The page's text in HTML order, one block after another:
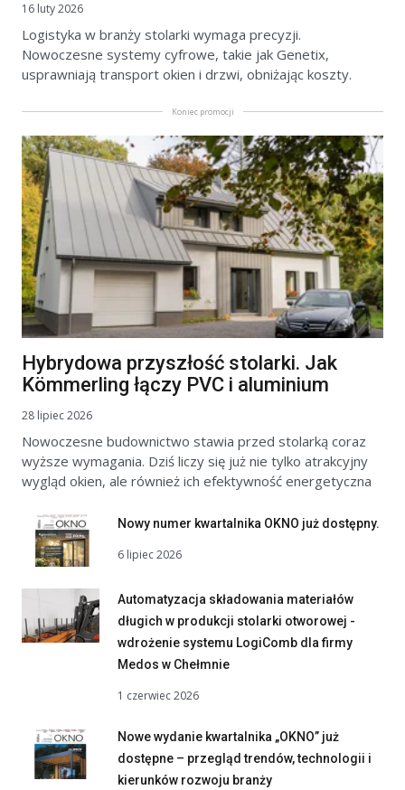
16 luty 2026
Logistyka w branży stolarki wymaga precyzji.
Nowoczesne systemy cyfrowe, takie jak Genetix,
usprawniają transport okien i drzwi, obniżając koszty.
Koniec promocji
Hybrydowa przyszłość stolarki. Jak
Kömmerling łączy PVC i aluminium
28 lipiec 2026
Nowoczesne budownictwo stawia przed stolarką coraz
wyższe wymagania. Dziś liczy się już nie tylko atrakcyjny
wygląd okien, ale również ich efektywność energetyczna
Nowy numer kwartalnika OKNO już dostępny.
6 lipiec 2026
Automatyzacja składowania materiałów
długich w produkcji stolarki otworowej -
wdrożenie systemu LogiComb dla firmy
Medos w Chełmnie
1 czerwiec 2026
Nowe wydanie kwartalnika „OKNO” już
dostępne – przegląd trendów, technologii i
kierunków rozwoju branży